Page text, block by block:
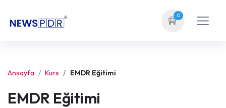
0
Ansayfa Kurs EMDR Eğitimi
EMDR Eğitimi